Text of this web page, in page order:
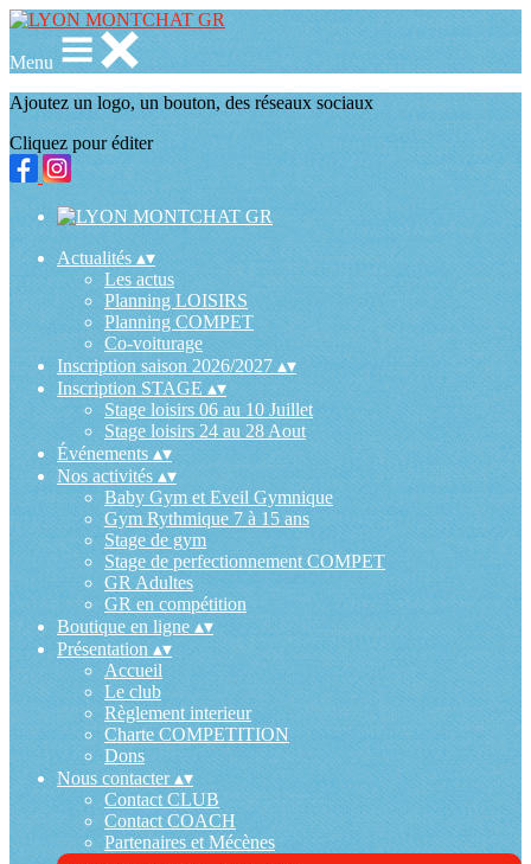
Menu
Ajoutez un logo, un bouton, des réseaux sociaux
Cliquez pour éditer
Actualités▴▾
Les actus
Planning LOISIRS
Planning COMPET
Co-voiturage
Inscription saison 2026/2027▴▾
Inscription STAGE▴▾
Stage loisirs 06 au 10 Juillet
Stage loisirs 24 au 28 Aout
Événements▴▾
Nos activités▴▾
Baby Gym et Eveil Gymnique
Gym Rythmique 7 à 15 ans
Stage de gym
Stage de perfectionnement COMPET
GR Adultes
GR en compétition
Boutique en ligne ▴▾
Présentation▴▾
Accueil
Le club
Règlement interieur
Charte COMPETITION
Dons
Nous contacter▴▾
Contact CLUB
Contact COACH
Partenaires et Mécènes